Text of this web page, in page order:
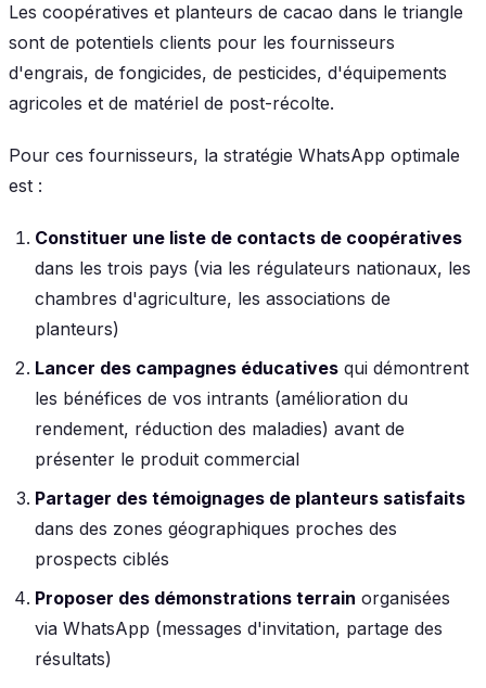
Les coopératives et planteurs de cacao dans le triangle
sont de potentiels clients pour les fournisseurs
d'engrais, de fongicides, de pesticides, d'équipements
agricoles et de matériel de post-récolte.
Pour ces fournisseurs, la stratégie WhatsApp optimale
est :
Constituer une liste de contacts de coopératives
dans les trois pays (via les régulateurs nationaux, les
chambres d'agriculture, les associations de
planteurs)
Lancer des campagnes éducatives qui démontrent
les bénéfices de vos intrants (amélioration du
rendement, réduction des maladies) avant de
présenter le produit commercial
Partager des témoignages de planteurs satisfaits
dans des zones géographiques proches des
prospects ciblés
Proposer des démonstrations terrain organisées
via WhatsApp (messages d'invitation, partage des
résultats)